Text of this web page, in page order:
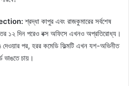
শ্রদ্ধা কাপুর এবং রাজকুমারের সর্বশেষ
১২ দিন পরেও বক্স অফিসে এখনও অপ্রতিরোধ্য।
দেওয়ার পর, হরর কমেডি ফিল্মটি এখন যশ-অভিনীত
ভাঙতে চায়।